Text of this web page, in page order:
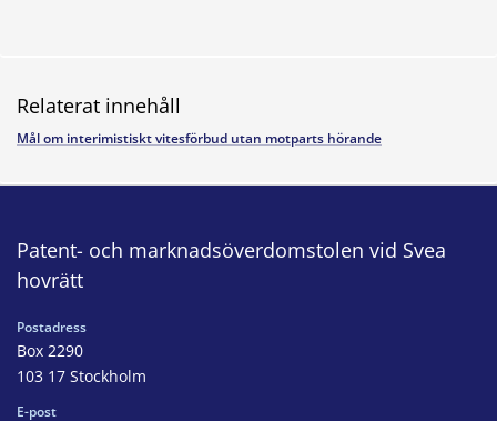
Relaterat innehåll
Mål om interimistiskt vitesförbud utan motparts hörande
Patent- och marknadsöverdomstolen vid Svea
hovrätt
Postadress
Box 2290
103 17 Stockholm
E-post